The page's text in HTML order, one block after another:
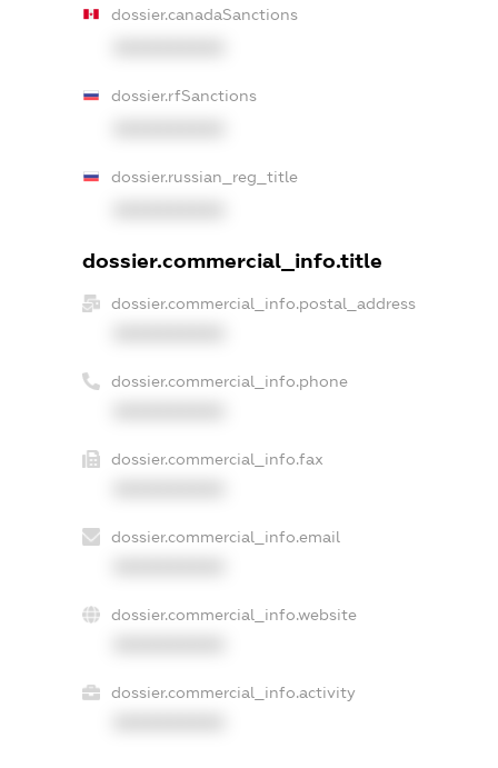
dossier.canadaSanctions
dossier.rfSanctions
dossier.russian_reg_title
dossier.commercial_info.title
dossier.commercial_info.postal_address
dossier.commercial_info.phone
dossier.commercial_info.fax
dossier.commercial_info.email
dossier.commercial_info.website
dossier.commercial_info.activity